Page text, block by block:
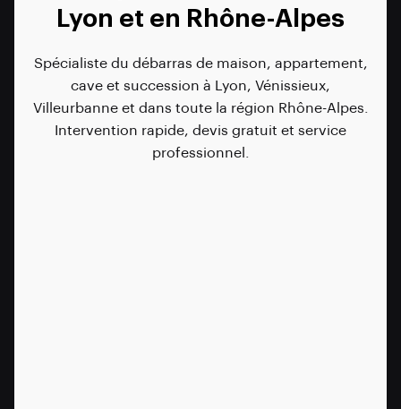
Lyon et en Rhône-Alpes
Spécialiste du débarras de maison, appartement,
cave et succession à Lyon, Vénissieux,
Villeurbanne et dans toute la région Rhône-Alpes.
Intervention rapide, devis gratuit et service
professionnel.